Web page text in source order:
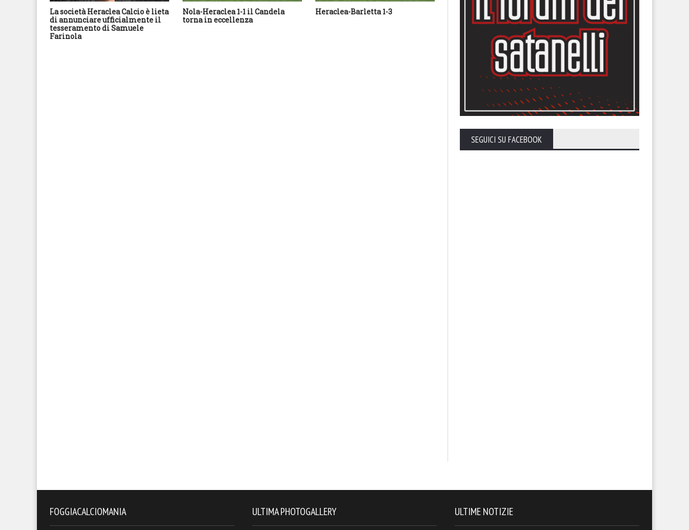
La società Heraclea Calcio è lieta
di annunciare ufficialmente il
tesseramento di Samuele
Farinola
Nola-Heraclea 1-1 il Candela
torna in eccellenza
Heraclea-Barletta 1-3
Heraclea, Montanaro:
“Rammarico per il gol subito,
ora testa al Francavilla”
Heraclea, Montanaro: “I
hanno provato a vincere, ora
dobbiamo ripartire”
SEGUICI SU FACEBOOK
FOGGIACALCIOMANIA ULTIMA PHOTOGALLERY ULTIME NOTIZIE